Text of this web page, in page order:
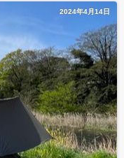
2024年4月14日